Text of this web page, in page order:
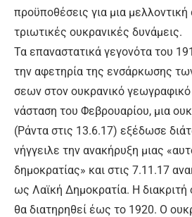
προ­ϋ­πο­θέ­σεις για μια
τριω­τι­κές ου­κρα­νι­κές δυ­νά­μεις.
Τα ε­πα­να­στα­τι­κά γε­γο­νό­τα του
την α­φε­τη­ρί­α της εν­σάρ­κω­σης
σε­ων στον ου­κρα­νι­κό
νά­στα­ση του Φε­βρουα­ρί­ου, μια
(Ρά­ντα στις 13.6.17) ε­ξέ­δω­σε
νήγ­γει­λε την α­να­κή­ρυ­ξη μιας
δη­μο­κρα­τί­ας» και στις 7.11.17
ως Λα­ϊ­κή Δη­μο­κρα­τί­α. Η δια­κρι­τή
θα δια­τη­ρη­θεί έ­ως το 1920. Ο